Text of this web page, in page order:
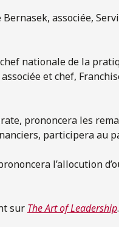
Bernasek, associée,
nationale de la
et chef,
prononcera les
participera au
l’allocution
sur The Art of Leadership.